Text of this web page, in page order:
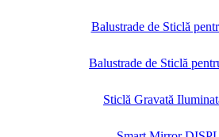
Balustrade de Sticlă
Balustrade de Sticlă
Sticlă Gravată